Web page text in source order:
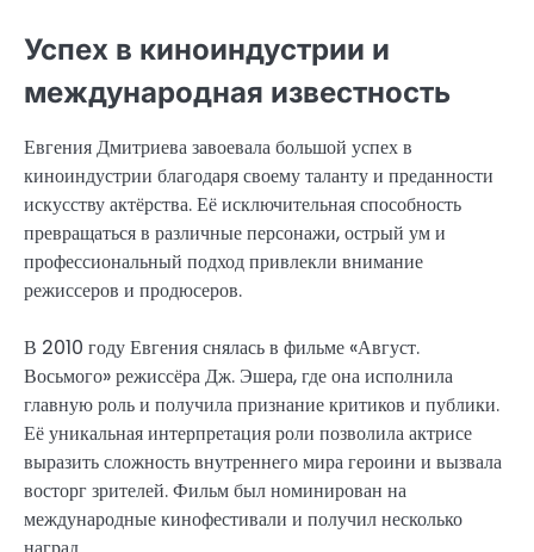
Успех в киноиндустрии и
международная известность
Евгения Дмитриева завоевала большой успех в
киноиндустрии благодаря своему таланту и преданности
искусству актёрства. Её исключительная способность
превращаться в различные персонажи, острый ум и
профессиональный подход привлекли внимание
режиссеров и продюсеров.
В 2010 году Евгения снялась в фильме «Август.
Восьмого» режиссёра Дж. Эшера, где она исполнила
главную роль и получила признание критиков и публики.
Её уникальная интерпретация роли позволила актрисе
выразить сложность внутреннего мира героини и вызвала
восторг зрителей. Фильм был номинирован на
международные кинофестивали и получил несколько